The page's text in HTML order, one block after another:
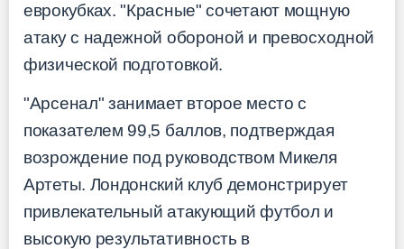
еврокубках. "Красные" сочетают мощную
атаку с надежной обороной и превосходной
физической подготовкой.
"Арсенал" занимает второе место с
показателем 99,5 баллов, подтверждая
возрождение под руководством Микеля
Артеты. Лондонский клуб демонстрирует
привлекательный атакующий футбол и
высокую результативность в